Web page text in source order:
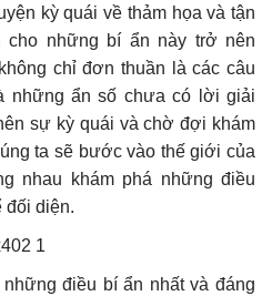
kỳ quái về thảm họa và tận
cho những bí ẩn này trở nên
chỉ đơn thuần là các câu
những ẩn số chưa có lời giải
sự kỳ quái và chờ đợi khám
ta sẽ bước vào thế giới của
nhau khám phá những điều
đối diện.
những điều bí ẩn nhất và đáng